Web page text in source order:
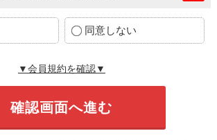
同意しない
▼会員規約を確認▼